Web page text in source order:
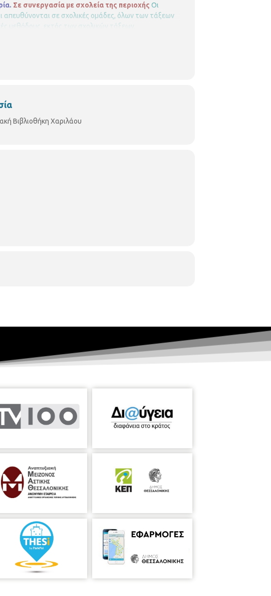
Σε συνεργασία με σχολεία της περιοχής Οι
σε σχολικές ομάδες, όλων των τάξεων
μεθόδους, εκτός των σχολικών τάξεων,
και να έρθουν σε επαφή με το χώρο της
Βιβλιοθήκη Χαριλάου